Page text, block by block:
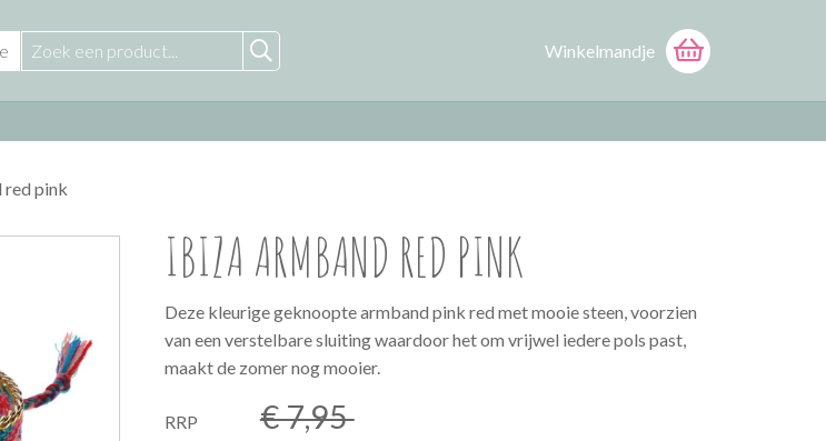
Winkelmandje
red pink
IBIZA ARMBAND RED PINK
Deze kleurige geknoopte armband pink red met mooie steen, voorzien
van een verstelbare sluiting waardoor het om vrijwel iedere pols past,
maakt de zomer nog mooier.
RRP € 7,95